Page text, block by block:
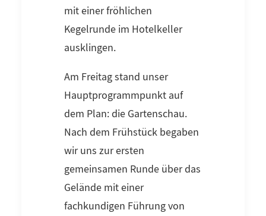
mit einer fröhlichen
Kegelrunde im Hotelkeller
ausklingen.
Am Freitag stand unser
Hauptprogrammpunkt auf
dem Plan: die Gartenschau.
Nach dem Frühstück begaben
wir uns zur ersten
gemeinsamen Runde über das
Gelände mit einer
fachkundigen Führung von